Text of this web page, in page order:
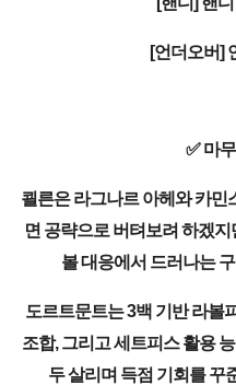
[언더오버]
✅ 마
쾰른은 라그나르 아헤와 카민
면 공략으로 버텨보려 하겠
볼 대응에서 드러나는
도르트문트는 3백 기반 라볼
조합, 그리고 세트피스 활용
두 살리며 득점 기회를 꾸